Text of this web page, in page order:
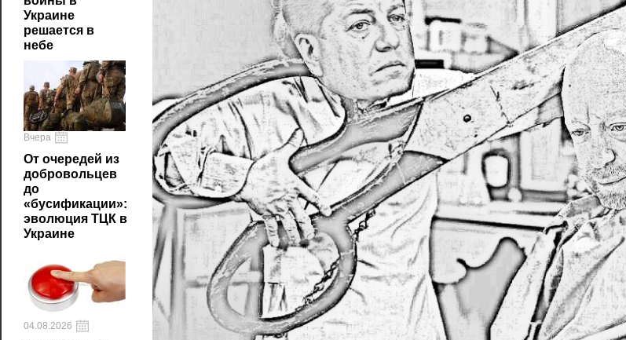
Украине
решается в
небе
Вчера
От очередей из
добровольцев
до
«бусификации»:
эволюция ТЦК в
Украине
04.08.2026